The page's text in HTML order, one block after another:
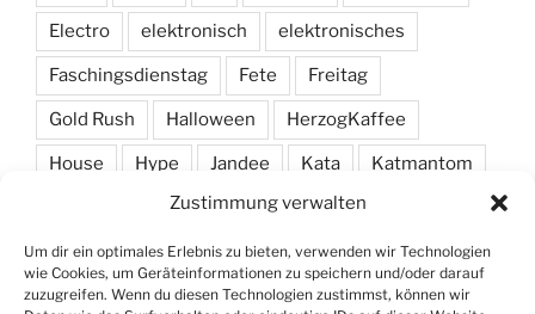
Zustimmung verwalten
Um dir ein optimales Erlebnis zu bieten, verwenden wir Technologien
wie Cookies, um Geräteinformationen zu speichern und/oder darauf
zuzugreifen. Wenn du diesen Technologien zustimmst, können wir
Electro elektronisch elektronisches
Faschingsdienstag Fete Freitag
Gold Rush Halloween HerzogKaffee
House Hype Jandee Kata Katmantom
Manic Markus Haas
Minimal Minimarc Musik Party Pendel
Pendelmann Programm Rock Row